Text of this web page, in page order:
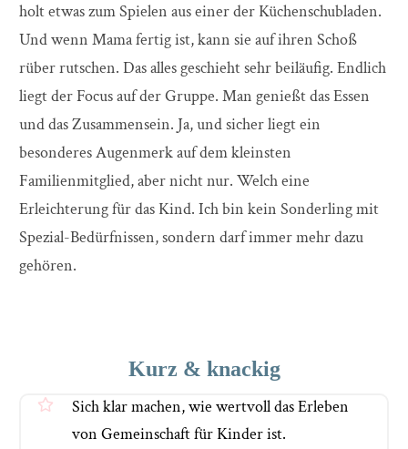
holt etwas zum Spielen aus einer der Küchenschubladen.
Und wenn Mama fertig ist, kann sie auf ihren Schoß
rüber rutschen. Das alles geschieht sehr beiläufig. Endlich
liegt der Focus auf der Gruppe. Man genießt das Essen
und das Zusammensein. Ja, und sicher liegt ein
besonderes Augenmerk auf dem kleinsten
Familienmitglied, aber nicht nur. Welch eine
Erleichterung für das Kind. Ich bin kein Sonderling mit
Spezial-Bedürfnissen, sondern darf immer mehr dazu
gehören.
Kurz & knackig
Sich klar machen, wie wertvoll das Erleben
von Gemeinschaft für Kinder ist.